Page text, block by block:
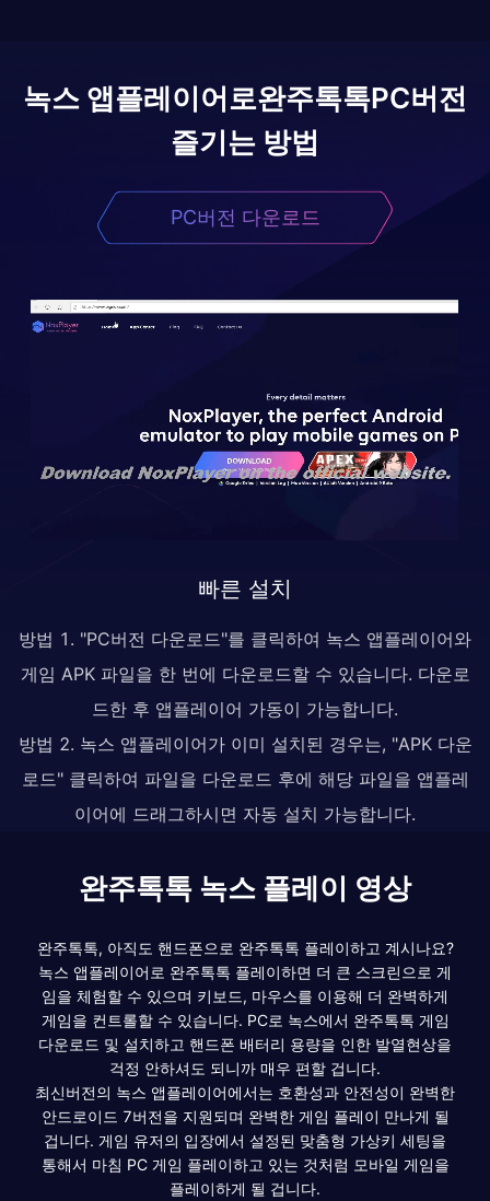
녹스 앱플레이어로완주톡톡PC버전
즐기는 방법
PC버전 다운로드
빠른 설치
방법 1. "PC버전 다운로드"를 클릭하여 녹스 앱플레이어와
게임 APK 파일을 한 번에 다운로드할 수 있습니다. 다운로
드한 후 앱플레이어 가동이 가능합니다.
방법 2. 녹스 앱플레이어가 이미 설치된 경우는, "APK 다운
로드" 클릭하여 파일을 다운로드 후에 해당 파일을 앱플레
이어에 드래그하시면 자동 설치 가능합니다.
완주톡톡 녹스 플레이 영상
완주톡톡, 아직도 핸드폰으로 완주톡톡 플레이하고 계시나요?
녹스 앱플레이어로 완주톡톡 플레이하면 더 큰 스크린으로 게
임을 체험할 수 있으며 키보드, 마우스를 이용해 더 완벽하게
게임을 컨트롤할 수 있습니다. PC로 녹스에서 완주톡톡 게임
다운로드 및 설치하고 핸드폰 배터리 용량을 인한 발열현상을
걱정 안하셔도 되니까 매우 편할 겁니다.
최신버전의 녹스 앱플레이어에서는 호환성과 안전성이 완벽한
안드로이드 7버전을 지원되며 완벽한 게임 플레이 만나게 될
겁니다. 게임 유저의 입장에서 설정된 맞춤형 가상키 세팅을
통해서 마침 PC 게임 플레이하고 있는 것처럼 모바일 게임을
플레이하게 될 겁니다.